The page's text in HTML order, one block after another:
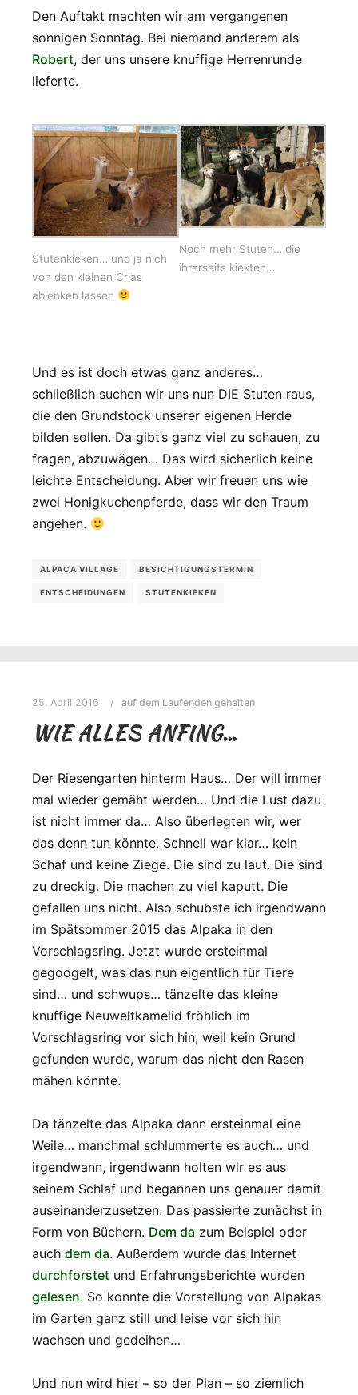
Den Auftakt machten wir am vergangenen
sonnigen Sonntag. Bei niemand anderem als
Robert, der uns unsere knuffige Herrenrunde
lieferte.
Stutenkieken… und ja nich
von den kleinen Crias
ablenken lassen
Noch mehr Stuten… die
ihrerseits kiekten…
Und es ist doch etwas ganz anderes…
schließlich suchen wir uns nun DIE Stuten raus,
die den Grundstock unserer eigenen Herde
bilden sollen. Da gibt’s ganz viel zu schauen, zu
fragen, abzuwägen… Das wird sicherlich keine
leichte Entscheidung. Aber wir freuen uns wie
zwei Honigkuchenpferde, dass wir den Traum
angehen.
ALPACA VILLAGE BESICHTIGUNGSTERMIN
ENTSCHEIDUNGEN STUTENKIEKEN
25. April 2016 auf dem Laufenden gehalten
WIE ALLES ANFING…
Der Riesengarten hinterm Haus… Der will immer
mal wieder gemäht werden… Und die Lust dazu
ist nicht immer da… Also überlegten wir, wer
das denn tun könnte. Schnell war klar… kein
Schaf und keine Ziege. Die sind zu laut. Die sind
zu dreckig. Die machen zu viel kaputt. Die
gefallen uns nicht. Also schubste ich irgendwann
im Spätsommer 2015 das Alpaka in den
Vorschlagsring. Jetzt wurde ersteinmal
gegoogelt, was das nun eigentlich für Tiere
sind… und schwups… tänzelte das kleine
knuffige Neuweltkamelid fröhlich im
Vorschlagsring vor sich hin, weil kein Grund
gefunden wurde, warum das nicht den Rasen
mähen könnte.
Da tänzelte das Alpaka dann ersteinmal eine
Weile… manchmal schlummerte es auch… und
irgendwann, irgendwann holten wir es aus
seinem Schlaf und begannen uns genauer damit
auseinanderzusetzen. Das passierte zunächst in
Form von Büchern. Dem da zum Beispiel oder
auch dem da. Außerdem wurde das Internet
durchforstet und Erfahrungsberichte wurden
gelesen. So konnte die Vorstellung von Alpakas
im Garten ganz still und leise vor sich hin
wachsen und gedeihen…
Und nun wird hier – so der Plan – so ziemlich